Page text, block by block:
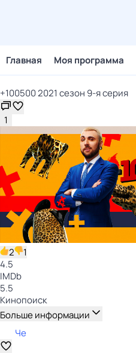
Главная Моя программа
+100500 2021 сезон 9-я серия
1
2
1
4.5
IMDb
5.5
Кинопоиск
Больше информации
Че